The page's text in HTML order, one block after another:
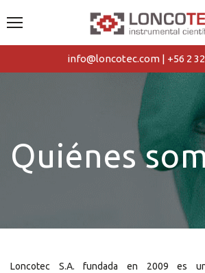
info@loncotec.com | +56 2
Quiénes
Loncotec S.A. fundada en 2009 es